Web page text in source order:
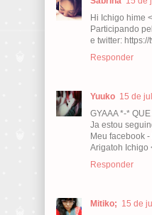
Hi Ichigo hime
Participando
e twitter:
Responder
Yuuko 15 de
GYAAA *-*
Ja estou
Meu facebook
Arigatoh Ichigo
Responder
Mitiko; 15 de